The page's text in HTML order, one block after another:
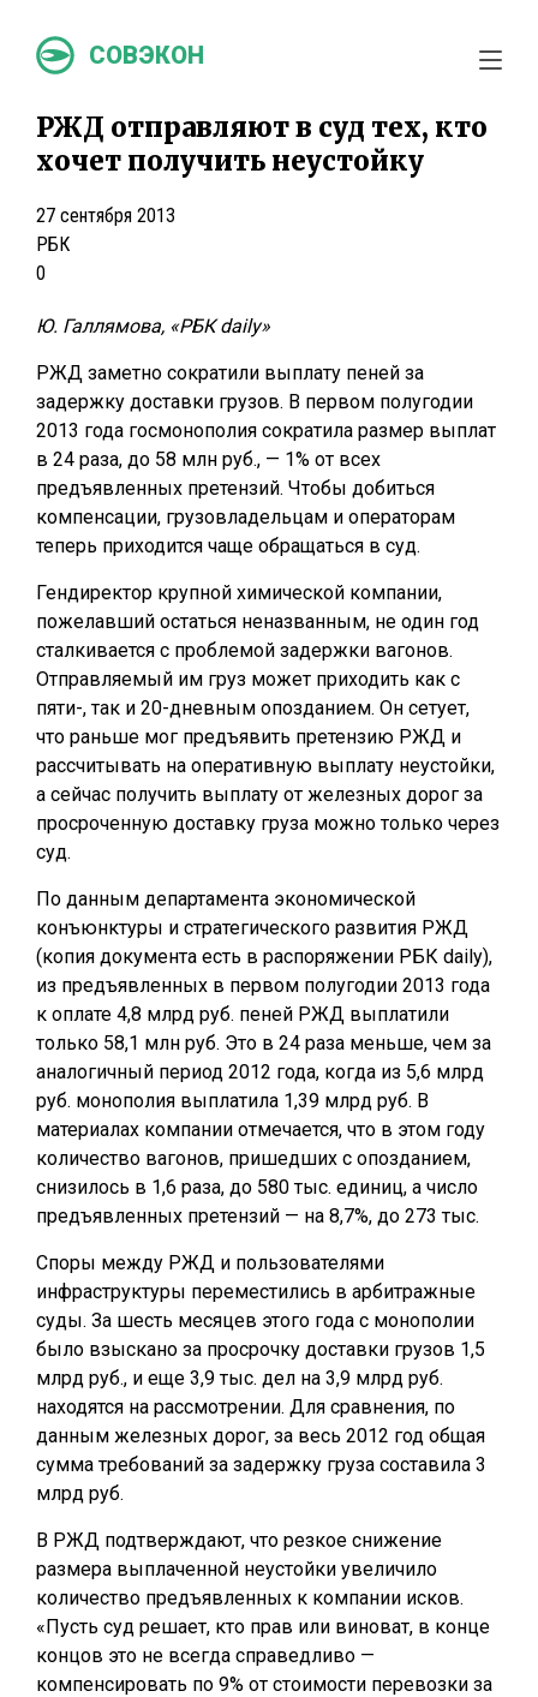
СОВЭКОН
РЖД отправляют в суд тех, кто
хочет получить неустойку
27 сентября 2013
РБК
0
Ю. Галлямова, «РБК daily»
РЖД заметно сократили выплату пеней за
задержку доставки грузов. В первом полугодии
2013 года госмонополия сократила размер выплат
в 24 раза, до 58 млн руб., — 1% от всех
предъявленных претензий. Чтобы добиться
компенсации, грузовладельцам и операторам
теперь приходится чаще обращаться в суд.
Гендиректор крупной химической компании,
пожелавший остаться неназванным, не один год
сталкивается с проблемой задержки вагонов.
Отправляемый им груз может приходить как с
пяти-, так и 20-дневным опозданием. Он сетует,
что раньше мог предъявить претензию РЖД и
рассчитывать на оперативную выплату неустойки,
а сейчас получить выплату от железных дорог за
просроченную доставку груза можно только через
суд.
По данным департамента экономической
конъюнктуры и стратегического развития РЖД
(копия документа есть в распоряжении РБК daily),
из предъявленных в первом полугодии 2013 года
к оплате 4,8 млрд руб. пеней РЖД выплатили
только 58,1 млн руб. Это в 24 раза меньше, чем за
аналогичный период 2012 года, когда из 5,6 млрд
руб. монополия выплатила 1,39 млрд руб. В
материалах компании отмечается, что в этом году
количество вагонов, пришедших с опозданием,
снизилось в 1,6 раза, до 580 тыс. единиц, а число
предъявленных претензий — на 8,7%, до 273 тыс.
Споры между РЖД и пользователями
инфраструктуры переместились в арбитражные
суды. За шесть месяцев этого года с монополии
было взыскано за просрочку доставки грузов 1,5
млрд руб., и еще 3,9 тыс. дел на 3,9 млрд руб.
находятся на рассмотрении. Для сравнения, по
данным железных дорог, за весь 2012 год общая
сумма требований за задержку груза составила 3
млрд руб.
В РЖД подтверждают, что резкое снижение
размера выплаченной неустойки увеличило
количество предъявленных к компании исков.
«Пусть суд решает, кто прав или виноват, в конце
концов это не всегда справедливо —
компенсировать по 9% от стоимости перевозки за